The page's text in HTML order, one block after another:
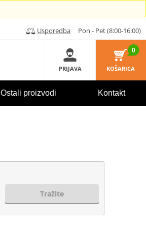
Usporedba Pon - Pet (8:00-16:00)
PRIJAVA
0
KOŠARICA
Ostali proizvodi Kontakt
Tražite